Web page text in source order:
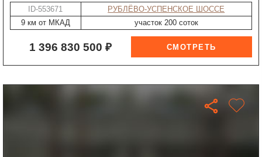
ID-553671
РУБЛЁВО-УСПЕНСКОЕ ШОССЕ
9 км от МКАД
участок 200 соток
1 396 830 500 ₽